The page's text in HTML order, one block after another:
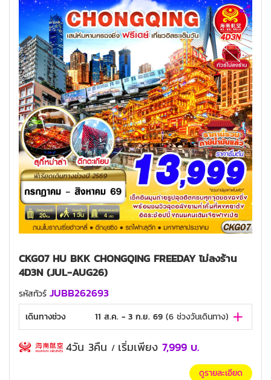
CKG07 HU BKK CHONGQING FREEDAY ไม่ลงร้าน
4D3N (JUL-AUG26)
รหัสทัวร์ JUBB262693
เดินทางช่วง 11 ส.ค. - 3 ก.ย. 69 (6 ช่วงวันเดินทาง)
4วัน 3คืน / เริ่มเพียง 7,999 บ.
ดูรายละเอียด